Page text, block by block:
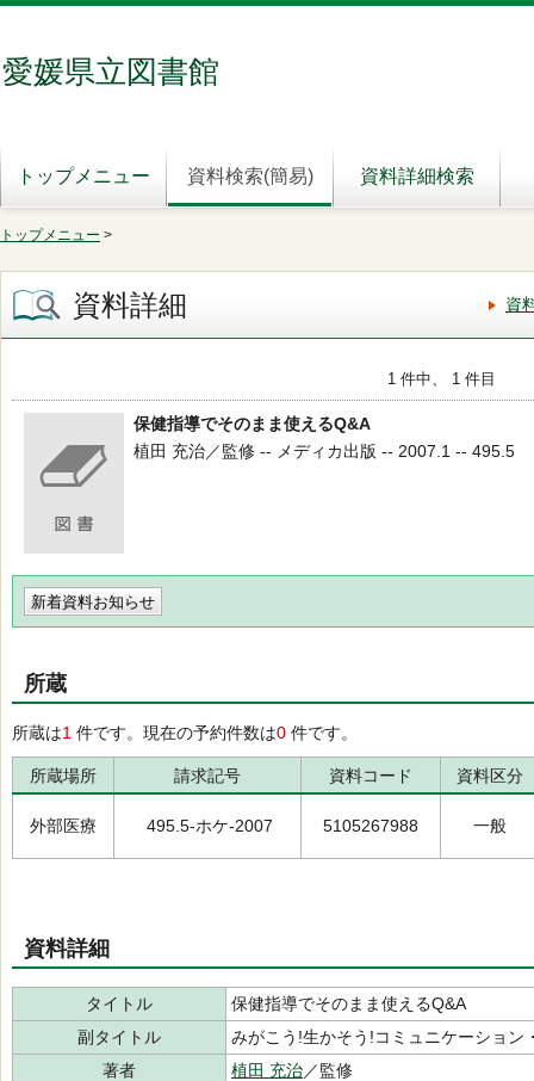
愛媛県立図書館
トップメニュー 資料検索(簡易) 資料詳細検索
トップメニュー >
資料詳細 資
1 件中、 1 件目
保健指導でそのまま使えるQ&A
植田 充治／監修 -- メディカ出版 -- 2007.1 -- 495.5
新着資料お知らせ
所蔵
所蔵は1 件です。現在の予約件数は0 件です。
所蔵場所 請求記号 資料コード 資料区分
外部医療 495.5-ホケ-2007 5105267988 一般
資料詳細
タイトル
保健指導でそのまま使えるQ&A
副タイトル
みがこう!生かそう!コミュニケーション
著者
植田 充治／監修